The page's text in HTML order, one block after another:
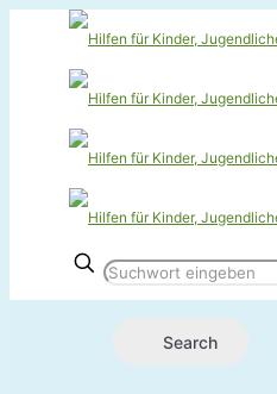
Search